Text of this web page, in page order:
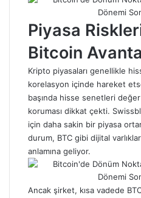
Piyasa
Bitcoin
Kripto piyasaları genellikle
korelasyon içinde hareket
başında hisse senetleri
koruması dikkat çekti.
için daha sakin bir piyasa
durum, BTC gibi dijital
anlamına geliyor.
Ancak şirket, kısa vadede